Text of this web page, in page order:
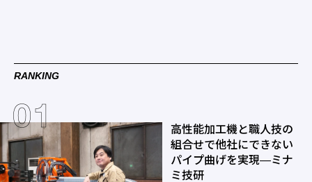
RANKING
高性能加工機と職人技の
組合せで他社にできない
パイプ曲げを実現―ミナ
ミ技研